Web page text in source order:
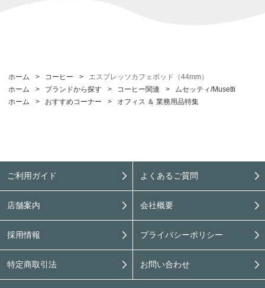
ホーム > コーヒー >
エスプレッソカフェポッド（44mm）
ホーム
> ブランドから探す > コーヒー関連 >
ムセッティ/Musetti
ホーム
> おすすめコーナー > オフィス ＆ 業務用品特集
ご利用ガイド よくあるご質問
店舗案内 会社概要
採用情報 プライバシーポリシー
特定商取引法 お問い合わせ